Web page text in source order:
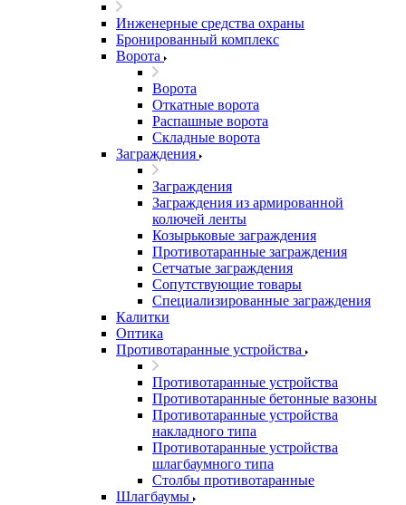
Инженерные средства охраны
Бронированный комплекс
Ворота
Ворота
Откатные ворота
Распашные ворота
Складные ворота
Заграждения
Заграждения
Заграждения из армированной
колючей ленты
Козырьковые заграждения
Противотаранные заграждения
Сетчатые заграждения
Сопутствующие товары
Специализированные заграждения
Калитки
Оптика
Противотаранные устройства
Противотаранные устройства
Противотаранные бетонные вазоны
Противотаранные устройства
накладного типа
Противотаранные устройства
шлагбаумного типа
Столбы противотаранные
Шлагбаумы